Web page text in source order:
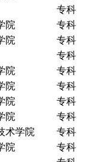
专科
院
专科
院
专科
专科
院
专科
院
专科
院
专科
院
专科
术学院
专科
院
专科